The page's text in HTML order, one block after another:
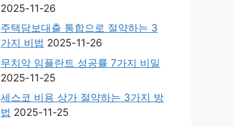
2025-11-26
주택담보대출 통합으로 절약하는 3
가지 비법 2025-11-26
무치악 임플란트 성공률 7가지 비밀
2025-11-25
세스코 비용 상가 절약하는 3가지 방
법 2025-11-25